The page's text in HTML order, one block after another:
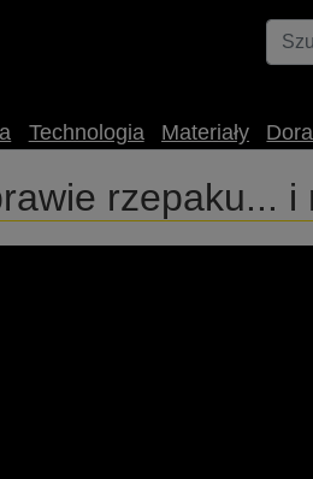
Technologia Materiały
rzepaku... i